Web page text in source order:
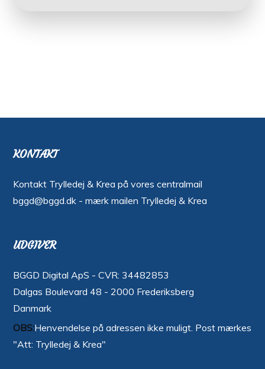
KONTAKT
Kontakt Trylledej & Krea på vores centralmail
bggd@bggd.dk - mærk mailen Trylledej & Krea
UDGIVER
BGGD Digital ApS - CVR: 34482853
Dalgas Boulevard 48 - 2000 Frederiksberg
Danmark
OBS:Henvendelse på adressen ikke muligt. Post mærkes
"Att: Trylledej & Krea"